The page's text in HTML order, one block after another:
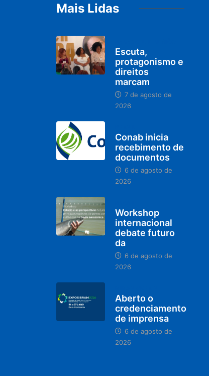
Mais Lidas
Escuta,
protagonismo e
direitos
marcam
7 de agosto de
2026
Conab inicia
recebimento de
documentos
6 de agosto de
2026
Workshop
internacional
debate futuro
da
6 de agosto de
2026
Aberto o
credenciamento
de imprensa
6 de agosto de
2026